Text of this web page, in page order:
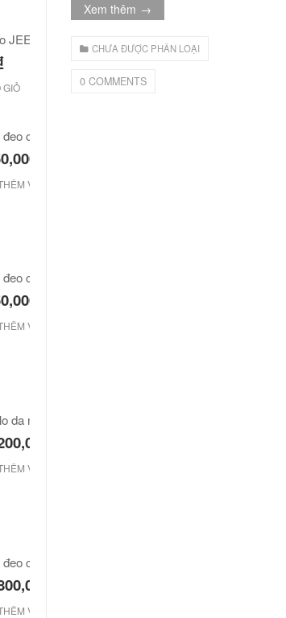
GIỎ
đeo chéo Jeep giá rẻ JR03
VÀO GIỎ
chéo Jeep giá rẻ 04
VÀO GIỎ
da nam hàn quốc cao cấp
VÀO GIỎ
VÀO GIỎ
Xem thêm →
CHƯA ĐƯỢC PHÂN LOẠI
0 COMMENTS